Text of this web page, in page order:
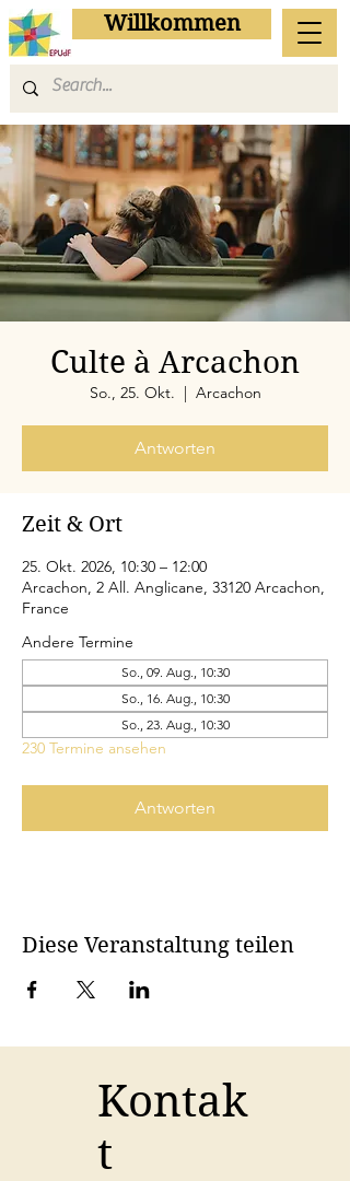
Willkommen
Culte à Arcachon
So., 25. Okt.
  |
Arcachon
Antworten
Zeit & Ort
25. Okt. 2026, 10:30 – 12:00
Arcachon, 2 All. Anglicane, 33120 Arcachon,
France
Andere Termine
So., 09. Aug., 10:30
So., 16. Aug., 10:30
So., 23. Aug., 10:30
230 Termine ansehen
Antworten
Diese Veranstaltung teilen
Kontak
t